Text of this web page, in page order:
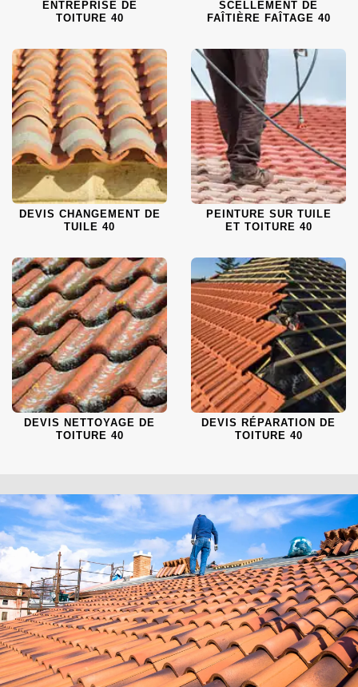
ENTREPRISE DE
TOITURE 40
SCELLEMENT DE
FAÎTIÈRE FAÎTAGE 40
DEVIS CHANGEMENT DE
TUILE 40
PEINTURE SUR TUILE
ET TOITURE 40
DEVIS NETTOYAGE DE
TOITURE 40
DEVIS RÉPARATION DE
TOITURE 40